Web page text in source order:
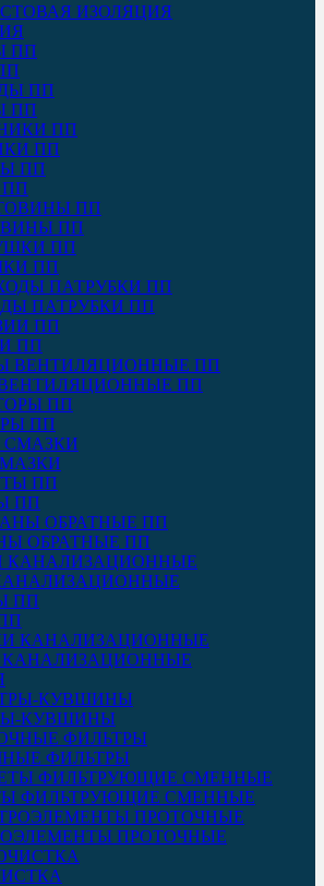
ИЗОЛЯЦИЯ
ПП
ПП
ПП
ПП
ПАТРУБКИ ПП
ПП
ПП
ПП
ПП
ОБРАТНЫЕ ПП
КАНАЛИЗАЦИОННЫЕ
КУВШИНЫ
ФИЛЬТРЫ
ФИЛЬТРУЮЩИЕ СМЕННЫЕ
ПРОТОЧНЫЕ